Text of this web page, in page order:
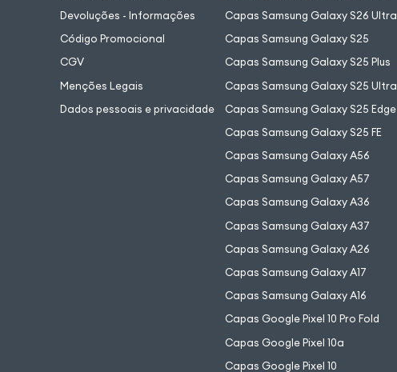
Devoluções - Informações
Código Promocional
CGV
Menções Legais
Dados pessoais e privacidade
Capas Samsung Galaxy S26 Ultra
Capas Samsung Galaxy S25
Capas Samsung Galaxy S25 Plus
Capas Samsung Galaxy S25 Ultra
Capas Samsung Galaxy S25 Edge
Capas Samsung Galaxy S25 FE
Capas Samsung Galaxy A56
Capas Samsung Galaxy A57
Capas Samsung Galaxy A36
Capas Samsung Galaxy A37
Capas Samsung Galaxy A26
Capas Samsung Galaxy A17
Capas Samsung Galaxy A16
Capas Google Pixel 10 Pro Fold
Capas Google Pixel 10a
Capas Google Pixel 10